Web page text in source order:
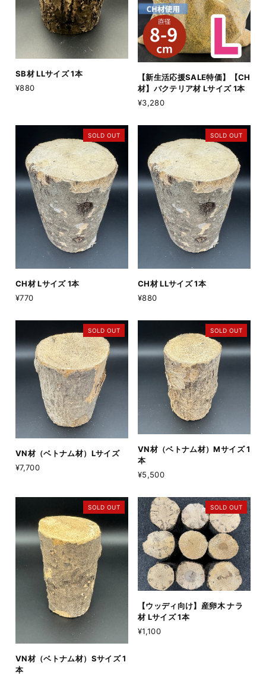
SB材 LLサイズ 1本
¥880
【新生活応援SALE特価】【CH
材】バクテリア材 Lサイズ 1本
¥3,280
SOLD OUT
CH材 Lサイズ 1本
¥770
SOLD OUT
CH材 LLサイズ 1本
¥880
SOLD OUT
VN材（ベトナム材）Lサイズ
¥7,700
SOLD OUT
VN材（ベトナム材）Mサイズ 1
本
¥5,500
SOLD OUT
VN材（ベトナム材）Sサイズ 1
本
SOLD OUT
【ウッディ向け】産卵木 ナラ
材 Lサイズ 1本
¥1,100